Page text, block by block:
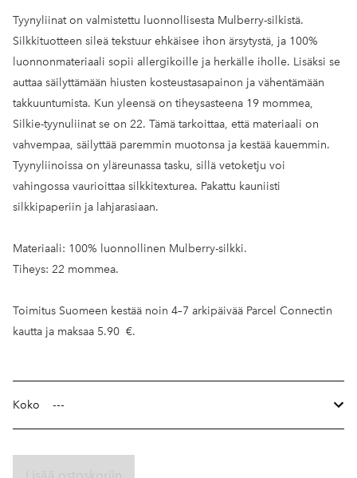
Tyynyliinat on valmistettu luonnollisesta Mulberry-silkistä.
Silkkituotteen sileä tekstuur ehkäisee ihon ärsytystä, ja 100%
luonnonmateriaali sopii allergikoille ja herkälle iholle. Lisäksi se
auttaa säilyttämään hiusten kosteustasapainon ja vähentämään
takkuuntumista. Kun yleensä on tiheysasteena 19 mommea,
Silkie-tyynuliinat se on 22. Tämä tarkoittaa, että materiaali on
vahvempaa, säilyttää paremmin muotonsa ja kestää kauemmin.
Tyynyliinoissa on yläreunassa tasku, sillä vetoketju voi
vahingossa vaurioittaa silkkitexturea. Pakattu kauniisti
silkkipaperiin ja lahjarasiaan.
Materiaali: 100% luonnollinen Mulberry-silkki.
Tiheys: 22 mommea.
Toimitus Suomeen kestää noin 4–7 arkipäivää Parcel Connectin
kautta ja maksaa 5.90 €.
Koko